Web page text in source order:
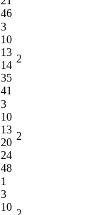
46
3
10
13
14
35
41
2
3
10
13
20
24
48
2
1
3
10